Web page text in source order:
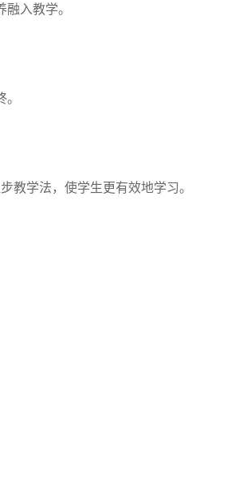
入教学。
教学法，使学生更有效地学习。